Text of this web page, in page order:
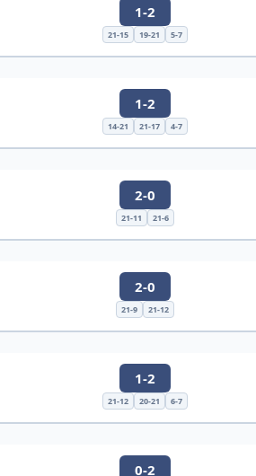
1-2
21-15 19-21 5-7
1-2
14-21 21-17 4-7
2-0
21-11 21-6
2-0
21-9 21-12
1-2
21-12 20-21 6-7
0-2